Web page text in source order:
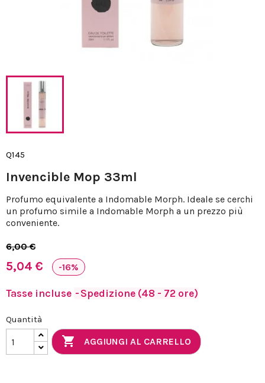
Q145
Invencible Mop 33ml
Profumo equivalente a Indomable Morph. Ideale se cerchi
un profumo simile a Indomable Morph a un prezzo più
conveniente.
6,00 €
5,04 € -16%
Tasse incluse Spedizione (48 - 72 ore)
Quantità
 AGGIUNGI AL CARRELLO